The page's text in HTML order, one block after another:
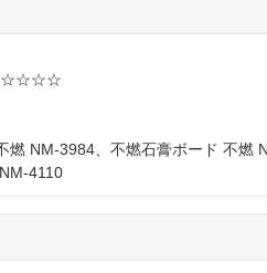
燃 NM-3984、不燃石膏ボード 不燃
4110